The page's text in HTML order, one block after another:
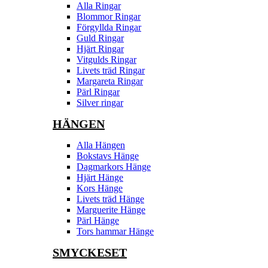
Alla Ringar
Blommor Ringar
Förgyllda Ringar
Guld Ringar
Hjärt Ringar
Vitgulds Ringar
Livets träd Ringar
Margareta Ringar
Pärl Ringar
Silver ringar
HÄNGEN
Alla Hängen
Bokstavs Hänge
Dagmarkors Hänge
Hjärt Hänge
Kors Hänge
Livets träd Hänge
Marguerite Hänge
Pärl Hänge
Tors hammar Hänge
SMYCKESET